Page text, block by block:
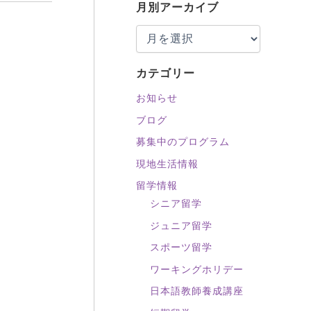
象
:
月別アーカイブ
カテゴリー
お知らせ
ブログ
募集中のプログラム
現地生活情報
留学情報
シニア留学
ジュニア留学
スポーツ留学
ワーキングホリデー
日本語教師養成講座